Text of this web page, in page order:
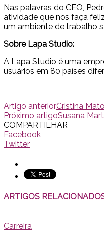
Nas palavras do CEO,
atividade que nos faça
um ambiente de trabalho
Sobre Lapa Studio:
A Lapa Studio é uma
usuários em 80 países
Artigo anteriorCristina
Próximo artigoSusana
COMPARTILHAR
Facebook
Twitter
ARTIGOS
Carreira